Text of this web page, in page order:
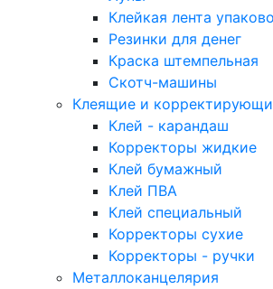
Клейкая лента
Резинки для денег
Краска штемпельная
Скотч-машины
Клеящие и
Клей - карандаш
Корректоры жидкие
Клей бумажный
Клей ПВА
Клей специальный
Корректоры сухие
Корректоры - ручки
Металлоканцелярия